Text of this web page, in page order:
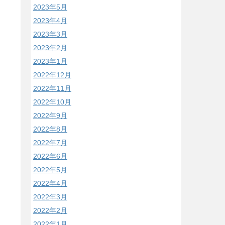
2023年5月
2023年4月
2023年3月
2023年2月
2023年1月
2022年12月
2022年11月
2022年10月
2022年9月
2022年8月
2022年7月
2022年6月
2022年5月
2022年4月
2022年3月
2022年2月